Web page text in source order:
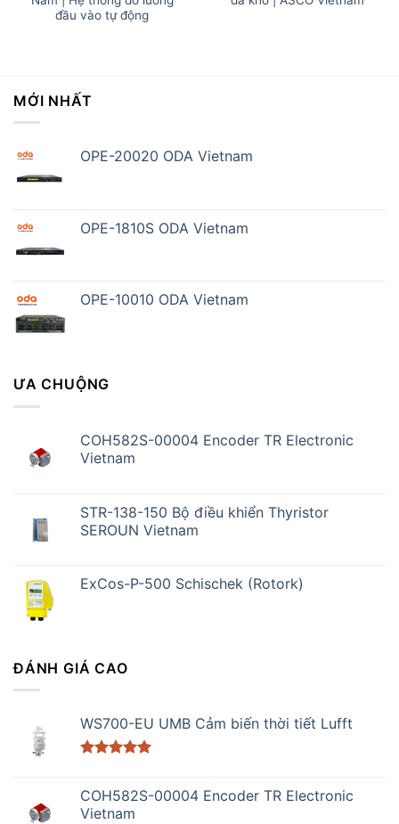
đầu vào tự động
MỚI NHẤT
OPE-20020 ODA Vietnam
OPE-1810S ODA Vietnam
OPE-10010 ODA Vietnam
ƯA CHUỘNG
COH582S-00004 Encoder TR Electronic
Vietnam
STR-138-150 Bộ điều khiển Thyristor
SEROUN Vietnam
ExCos-P-500 Schischek (Rotork)
ĐÁNH GIÁ CAO
WS700-EU UMB Cảm biến thời tiết Lufft
5 sao
COH582S-00004 Encoder TR Electronic
Vietnam